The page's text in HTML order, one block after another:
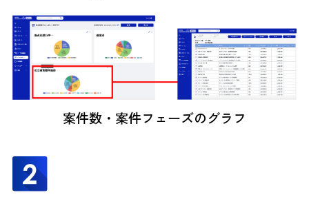
案件数・案件フェーズのグラフ